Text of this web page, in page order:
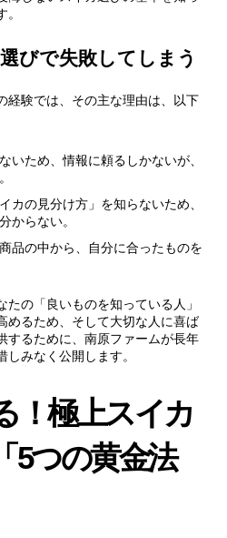
びで失敗してしまう
経験では、その主な理由は、以下
いため、情報に頼るしかないが、
カの見分け方」を知らないため、
からない。
品の中から、自分に合ったものを
の「良いものを知っている人」
めるため、そして大切な人に喜ば
するために、南原ファームが長年
みなく公開します。
！極上スイカ
5つの黄金法